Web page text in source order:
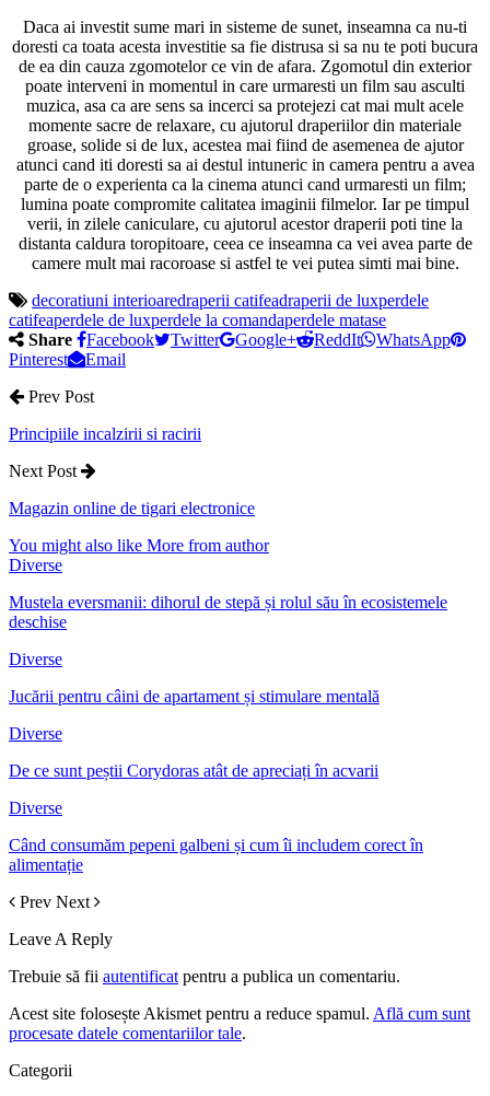
Daca ai investit sume mari in sisteme de sunet, inseamna ca nu-ti
doresti ca toata acesta investitie sa fie distrusa si sa nu te poti bucura
de ea din cauza zgomotelor ce vin de afara. Zgomotul din exterior
poate interveni in momentul in care urmaresti un film sau asculti
muzica, asa ca are sens sa incerci sa protejezi cat mai mult acele
momente sacre de relaxare, cu ajutorul draperiilor din materiale
groase, solide si de lux, acestea mai fiind de asemenea de ajutor
atunci cand iti doresti sa ai destul intuneric in camera pentru a avea
parte de o experienta ca la cinema atunci cand urmaresti un film;
lumina poate compromite calitatea imaginii filmelor. Iar pe timpul
verii, in zilele caniculare, cu ajutorul acestor draperii poti tine la
distanta caldura toropitoare, ceea ce inseamna ca vei avea parte de
camere mult mai racoroase si astfel te vei putea simti mai bine.
decoratiuni interioaredraperii catifeadraperii de luxperdele
catifeaperdele de luxperdele la comandaperdele matase
Share
Facebook Twitter Google+ ReddIt
WhatsApp
Pinterest
Email
Prev Post
Principiile incalzirii si racirii
Next Post
Magazin online de tigari electronice
You might also like More from author
Diverse
Mustela eversmanii: dihorul de stepă și rolul său în ecosistemele
deschise
Diverse
Jucării pentru câini de apartament și stimulare mentală
Diverse
De ce sunt peștii Corydoras atât de apreciați în acvarii
Diverse
Când consumăm pepeni galbeni și cum îi includem corect în
alimentație
Prev Next
Leave A Reply
Trebuie să fii autentificat pentru a publica un comentariu.
Acest site folosește Akismet pentru a reduce spamul. Află cum sunt
procesate datele comentariilor tale.
Categorii